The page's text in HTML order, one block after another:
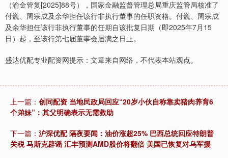
（渝金管复[2025]88号），国家金融监督管理总局重庆监管局核准了
付巍、周宗成及余华担任该行非执行董事的任职资格。付巍、周宗成
及余华担任该行非执行董事的任期自该批复日期（即2025年7月15
日）起，至该行第七届董事会届满之日止。
盛达优配专业配资网提示：文章来自网络，不代表本站观点。
上一篇： 创同配资 当地民政局回应“20岁小伙自称靠卖猪肉养育6
个弟妹”：其父明确表示无需救助
下一篇： 沪深优配 隔夜要闻：油价涨超25% 巴西总统回应特朗普
关税 马斯克辟谣 汇丰预测AMD股价将翻倍 美国已恢复对乌军援